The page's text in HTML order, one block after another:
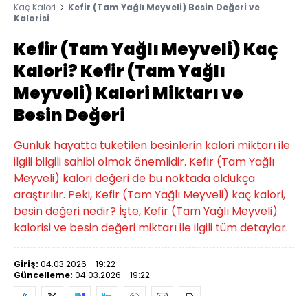
Kaç Kalori
Kefir (Tam Yağlı Meyveli) Besin Değeri ve
Kalorisi
Kefir (Tam Yağlı Meyveli) Kaç
Kalori? Kefir (Tam Yağlı
Meyveli) Kalori Miktarı ve
Besin Değeri
Günlük hayatta tüketilen besinlerin kalori miktarı ile
ilgili bilgili sahibi olmak önemlidir. Kefir (Tam Yağlı
Meyveli) kalori değeri de bu noktada oldukça
araştırılır. Peki, Kefir (Tam Yağlı Meyveli) kaç kalori,
besin değeri nedir? İşte, Kefir (Tam Yağlı Meyveli)
kalorisi ve besin değeri miktarı ile ilgili tüm detaylar.
Giriş: 04.03.2026 - 19:22
Güncelleme: 04.03.2026 - 19:22